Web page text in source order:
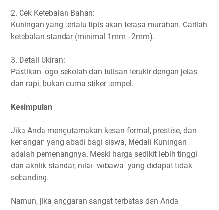
2. Cek Ketebalan Bahan:
Kuningan yang terlalu tipis akan terasa murahan. Carilah
ketebalan standar (minimal 1mm - 2mm).
3. Detail Ukiran:
Pastikan logo sekolah dan tulisan terukir dengan jelas
dan rapi, bukan cuma stiker tempel.
Kesimpulan
Jika Anda mengutamakan kesan formal, prestise, dan
kenangan yang abadi bagi siswa, Medali Kuningan
adalah pemenangnya. Meski harga sedikit lebih tinggi
dari akrilik standar, nilai "wibawa" yang didapat tidak
sebanding.
Namun, jika anggaran sangat terbatas dan Anda